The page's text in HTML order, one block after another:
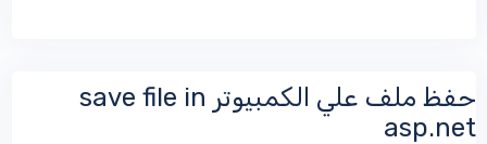
حفظ ملف علي الكمبيوتر save file in
asp.net